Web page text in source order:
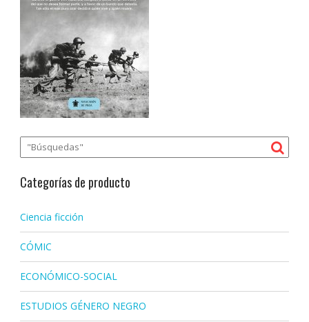
Categorías de producto
Ciencia ficción
CÓMIC
ECONÓMICO-SOCIAL
ESTUDIOS GÉNERO NEGRO